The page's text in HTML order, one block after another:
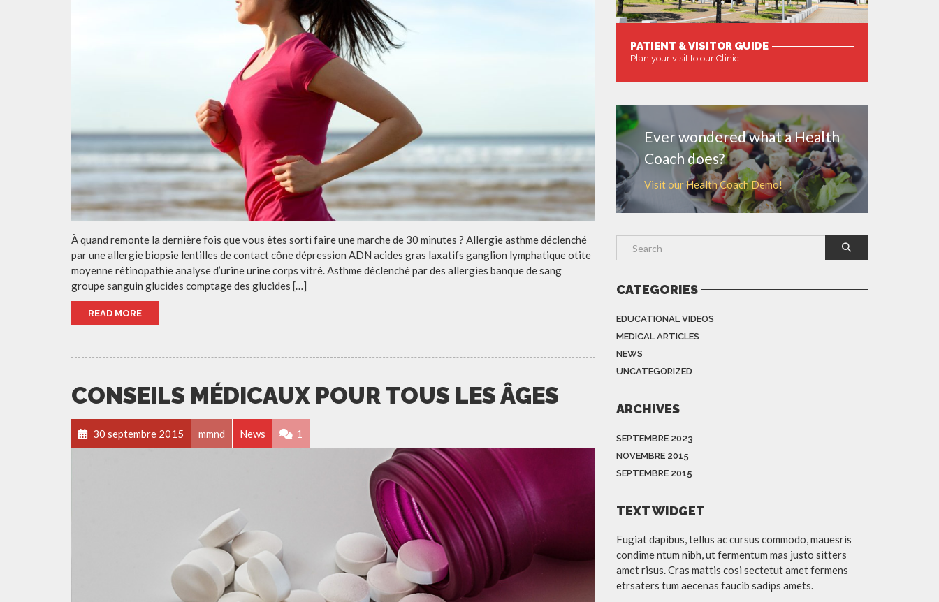
À quand remonte la dernière fois que vous êtes sorti faire une marche de 30 minutes ? Allergie asthme déclenché
par une allergie biopsie lentilles de contact cône dépression ADN acides gras laxatifs ganglion lymphatique otite
moyenne rétinopathie analyse d’urine urine corps vitré. Asthme déclenché par des allergies banque de sang
groupe sanguin glucides comptage des glucides […]
READ MORE
CONSEILS MÉDICAUX POUR TOUS LES ÂGES
30 septembre 2015 mmnd News 1
PATIENT & VISITOR GUIDE
Plan your visit to our Clinic
Ever wondered what a Health
Coach does?
Visit our Health Coach Demo!
CATEGORIES
EDUCATIONAL VIDEOS
MEDICAL ARTICLES
NEWS
UNCATEGORIZED
ARCHIVES
SEPTEMBRE 2023
NOVEMBRE 2015
SEPTEMBRE 2015
TEXT WIDGET
Fugiat dapibus, tellus ac cursus commodo, mauesris
condime ntum nibh, ut fermentum mas justo sitters
amet risus. Cras mattis cosi sectetut amet fermens
etrsaters tum aecenas faucib sadips amets.